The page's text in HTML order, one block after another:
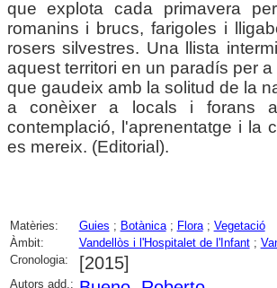
que explota cada primavera
romanins i brucs, farigoles i
rosers silvestres. Una llista
aquest territori en un paradís per
que gaudeix amb la solitud de la
a conèixer a locals i forans
contemplació, l'aprenentatge i la
es mereix. (Editorial).
Matèries: Guies ; Botànica; Flora; Vegetació
Àmbit:
Vandellòs i l'Hospitalet de l'Infant;
Cronologia:
[2015]
Autors add.: